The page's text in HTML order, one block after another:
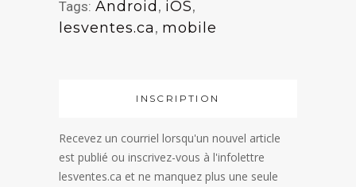
Tags: Android, iOS,
lesventes.ca, mobile
INSCRIPTION
Recevez un courriel lorsqu'un nouvel article
est publié ou inscrivez-vous à l'infolettre
lesventes.ca et ne manquez plus une seule